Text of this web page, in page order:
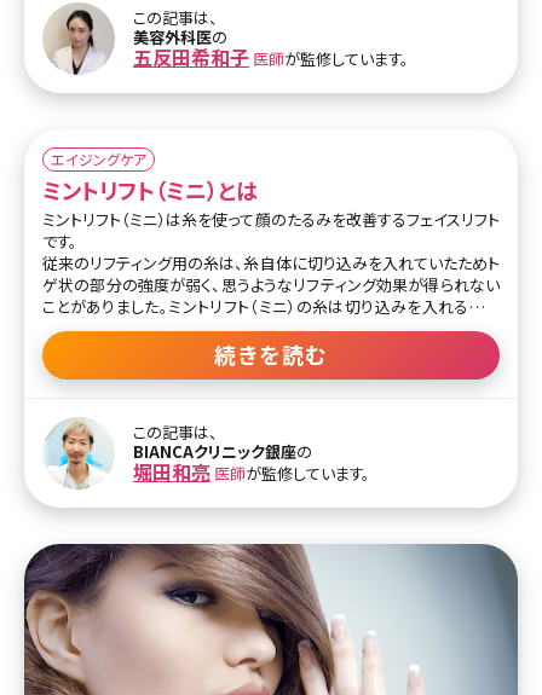
す。皮下の組織を傷つけないので、痛みを感じることなくしっかり肌を
リフトアップしてくれます。
シリコンとポリエステルは生体適合性が高く、体への影響はありませ
ップの施術で満足できなかった方にもおすすめです。
この記事は、
美容外科医の
五反田希和子 医師が監修しています。
エイジングケア
ミントリフト（ミニ）とは
ミントリフト（ミニ）は糸を使って顔のたるみを改善するフェイスリフト
です。
従来のリフティング用の糸は、糸自体に切り込みを入れていたためト
ゲ状の部分の強度が弱く、思うようなリフティング効果が得られない
ことがありました。ミントリフト（ミニ）の糸は切り込みを入れるので
はなく、太めの糸にコグと呼ばれるトゲ状の突起をつけることで強度
が大幅に改善されています。
ことができます。また、挿入してからしばらくするとコラーゲンが産生
されるようになるので、リフトアップ効果に加え、肌のハリや弾力アッ
プにも期待できる施術です。糸は完全に吸収されるタイプでアメリカ
のFDA（食品医薬品局）で認可を受けている安心して受けられる施術
と言えるでしょう。
ミントリフト（ミニ）と他の糸によるリフティングとの違いは糸が吸収
されるまでの期間が8～12カ月と長く、効果の持続性に優れていると
いう点にあります。糸の挿入は切開せずにこめかみ部分やおでこの
上など有毛部分から行うため、傷跡が残ることはなく針の跡も目立
ちません。周りにバレることなくリフティングしたいという方にもオス
スメの治療方法です。
続きを読む
この記事は、
BIANCAクリニック銀座の
堀田和亮 医師が監修しています。